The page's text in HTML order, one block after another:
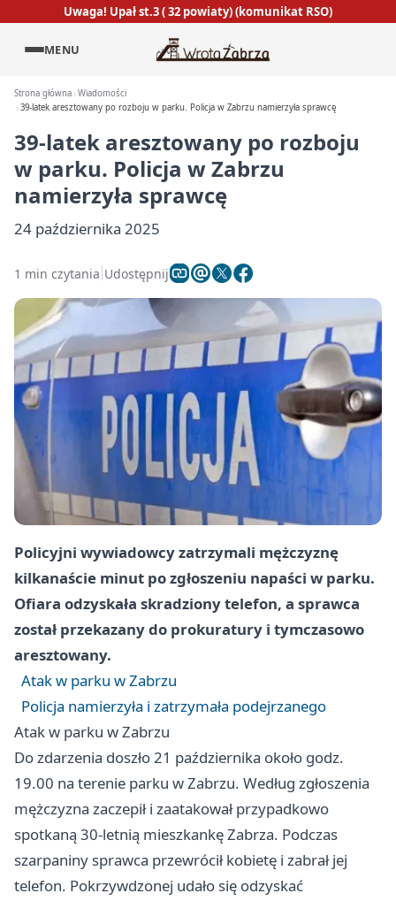
Uwaga! Upał st.3 ( 32 powiaty) (komunikat RSO)
MENU
Strona główna Wiadomości
39-latek aresztowany po rozboju w parku. Policja w Zabrzu namierzyła sprawcę
39-latek aresztowany po rozboju
w parku. Policja w Zabrzu
namierzyła sprawcę
24 października 2025
1 min czytania Udostępnij
Policyjni wywiadowcy zatrzymali mężczyznę
kilkanaście minut po zgłoszeniu napaści w parku.
Ofiara odzyskała skradziony telefon, a sprawca
został przekazany do prokuratury i tymczasowo
aresztowany.
Atak w parku w Zabrzu
Policja namierzyła i zatrzymała podejrzanego
Atak w parku w Zabrzu
Do zdarzenia doszło 21 października około godz.
19.00 na terenie parku w Zabrzu. Według zgłoszenia
mężczyzna zaczepił i zaatakował przypadkowo
spotkaną 30‑letnią mieszkankę Zabrza. Podczas
szarpaniny sprawca przewrócił kobietę i zabrał jej
telefon. Pokrzywdzonej udało się odzyskać